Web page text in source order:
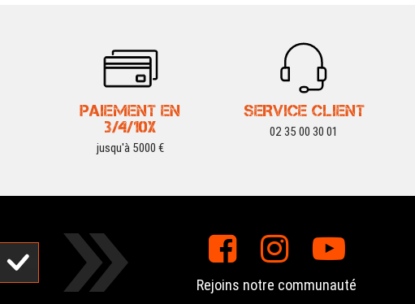
PAIEMENT EN
3/4/10X
jusqu'à 5000 €
SERVICE CLIENT
02 35 00 30 01
Rejoins notre communauté